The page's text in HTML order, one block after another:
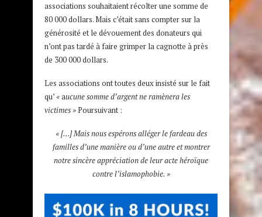
associations souhaitaient récolter une somme de
80 000 dollars. Mais c’était sans compter sur la
générosité et le dévouement des donateurs qui
n’ont pas tardé à faire grimper la cagnotte à près
de 300 000 dollars.
Les associations ont toutes deux insisté sur le fait
qu’«aucune somme d’argent ne ramènera les
victimes »Poursuivant :
« […] Mais nous espérons alléger le fardeau des
familles d’une manière ou d’une autre et montrer
notre sincère appréciation de leur acte héroïque
contre l’islamophobie. »